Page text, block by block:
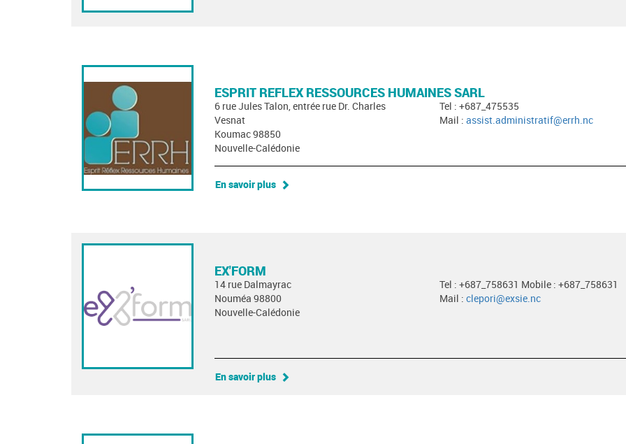
ESPRIT REFLEX RESSOURCES HUMAINES SARL
6 rue Jules Talon, entrée rue Dr. Charles
Vesnat
Koumac 98850
Nouvelle-Calédonie
Tel : +687_475535
Mail : assist.administratif@errh.nc
En savoir plus
EX'FORM
14 rue Dalmayrac
Nouméa 98800
Nouvelle-Calédonie
Tel : +687_758631 Mobile : +687_758631
Mail : clepori@exsie.nc
En savoir plus